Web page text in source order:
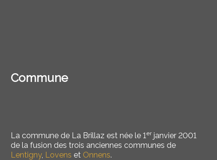
Commune
La commune de La Brillaz est née le1erjanvier 2001
de la fusion des trois anciennes communes de
Lentigny, Lovens et Onnens.